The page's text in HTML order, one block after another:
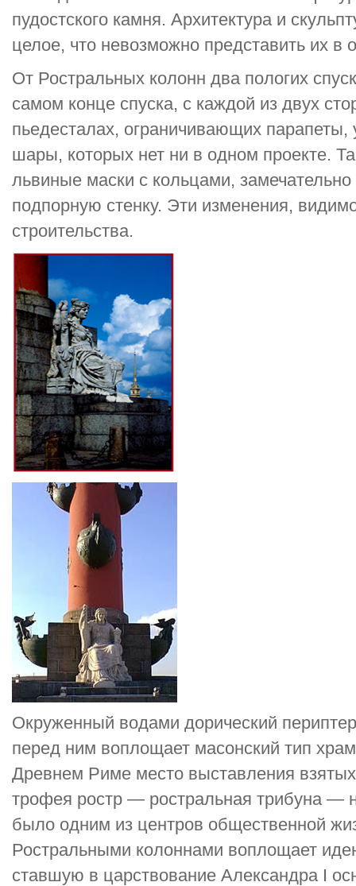
пудостского камня. Архитектура и
целое, что невозможно представить их в
От Ростральных колонн два пологих
самом конце спуска, с каждой из двух
пьедесталах, ограничивающих парапеты,
шары, которых нет ни в одном проекте.
львиные маски с кольцами,
подпорную стенку. Эти изменения,
строительства.
Окруженный водами дорический
перед ним воплощает масонский тип
Древнем Риме место выставления
трофея ростр — ростральная трибуна —
было одним из центров общественной
Ростральными колоннами воплощает
ставшую в царствование Александра I